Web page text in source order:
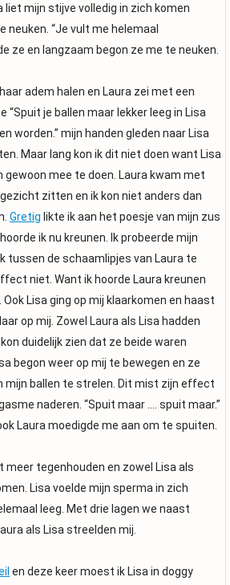
liet mijn stijve volledig in zich komen
neuken. “Je vult me helemaal
ze en langzaam begon ze me te neuken.
adem halen en Laura zei met een
“Spuit je ballen maar lekker leeg in Lisa
worden.” mijn handen gleden naar Lisa
Maar lang kon ik dit niet doen want Lisa
gewoon mee te doen. Laura kwam met
zitten en ik kon niet anders dan
Gretig likte ik aan het poesje van mijn zus
ik nu kreunen. Ik probeerde mijn
tussen de schaamlipjes van Laura te
niet. Want ik hoorde Laura kreunen
Lisa ging op mij klaarkomen en haast
op mij. Zowel Laura als Lisa hadden
duidelijk zien dat ze beide waren
begon weer op mij te bewegen en ze
mijn ballen te strelen. Dit mist zijn effect
naderen. “Spuit maar …. spuit maar.”
Laura moedigde me aan om te spuiten.
meer tegenhouden en zowel Lisa als
Lisa voelde mijn sperma in zich
leeg. Met drie lagen we naast
als Lisa streelden mij.
en deze keer moest ik Lisa in doggy